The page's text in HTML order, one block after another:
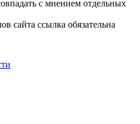
с мнением отдельных
сайта ссылка обязательна